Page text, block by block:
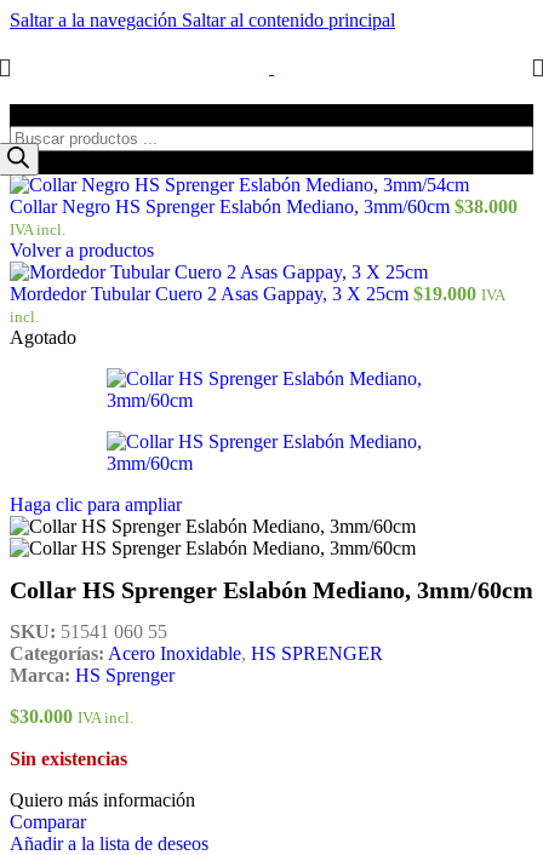
Saltar a la navegación Saltar al contenido principal
Collar Negro HS Sprenger Eslabón Mediano, 3mm/60cm $38.000
IVA incl.
Volver a productos
Mordedor Tubular Cuero 2 Asas Gappay, 3 X 25cm $19.000 IVA
incl.
Agotado
Haga clic para ampliar
Collar HS Sprenger Eslabón Mediano, 3mm/60cm
SKU: 51541 060 55
Categorías: Acero Inoxidable, HS SPRENGER
Marca: HS Sprenger
$30.000 IVA incl.
Sin existencias
Quiero más información
Comparar
Añadir a la lista de deseos